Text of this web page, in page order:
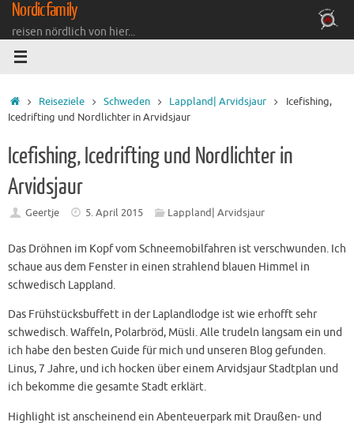
Zum
Inhalt
springen
Nordicfamily
reisen nördlich von hier...
Startseite
Reiseziele Schweden Lappland| Arvidsjaur
Icefishing,
Icedrifting und Nordlichter in Arvidsjaur
Icefishing, Icedrifting und Nordlichter in
Arvidsjaur
Geertje 5. April 2015 Lappland| Arvidsjaur
Das Dröhnen im Kopf vom Schneemobilfahren ist verschwunden. Ich
schaue aus dem Fenster in einen strahlend blauen Himmel in
schwedisch Lappland.
Das Frühstücksbuffett in der Laplandlodge ist wie erhofft sehr
schwedisch. Waffeln, Polarbröd, Müsli. Alle trudeln langsam ein und
ich habe den besten Guide für mich und unseren Blog gefunden.
Linus, 7 Jahre, und ich hocken über einem Arvidsjaur Stadtplan und
ich bekomme die gesamte Stadt erklärt.
Highlight ist anscheinend ein Abenteuerpark mit Draußen- und